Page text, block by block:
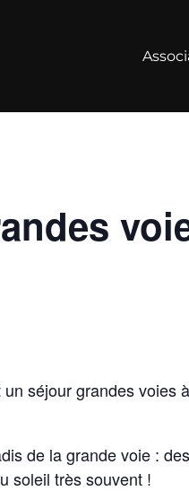
séjour grandes voies
de la grande voie :
soleil très souvent !